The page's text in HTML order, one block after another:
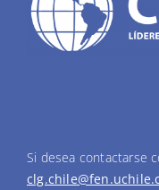
Si desea contactarse